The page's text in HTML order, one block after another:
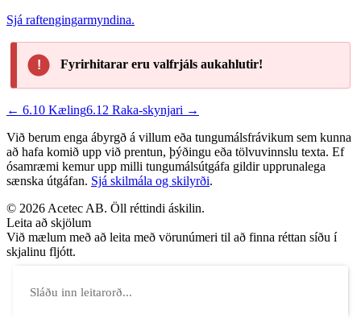
Sjá raftengingarmyndina.
Fyrirhitarar eru valfrjáls aukahlutir!
← 6.10 Kæling6.12 Raka-skynjari →
Við berum enga ábyrgð á villum eða tungumálsfrávikum sem kunna
að hafa komið upp við prentun, þýðingu eða tölvuvinnslu texta. Ef
ósamræmi kemur upp milli tungumálsútgáfa gildir upprunalega
sænska útgáfan. Sjá skilmála og skilyrði.
© 2026 Acetec AB. Öll réttindi áskilin.
Leita að skjölum
Við mælum með að leita með vörunúmeri til að finna réttan síðu í
skjalinu fljótt.